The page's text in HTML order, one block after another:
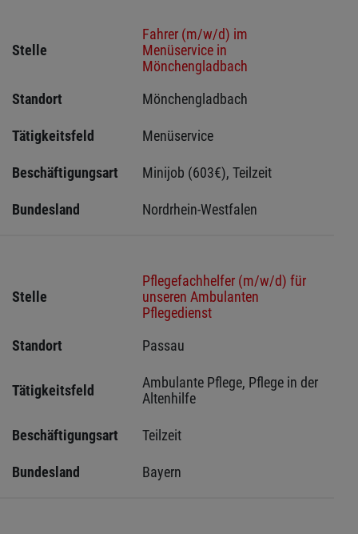
Stelle
Fahrer (m/w/d) im
Menüservice in
Mönchengladbach
Standort
Mönchengladbach
Tätigkeitsfeld Menüservice
Beschäftigungsart Minijob (603€), Teilzeit
Bundesland Nordrhein-Westfalen
Stelle
Pflegefachhelfer (m/w/d) für
unseren Ambulanten
Pflegedienst
Standort
Passau
Tätigkeitsfeld
Ambulante Pflege, Pflege in der
Altenhilfe
Beschäftigungsart Teilzeit
Bundesland Bayern